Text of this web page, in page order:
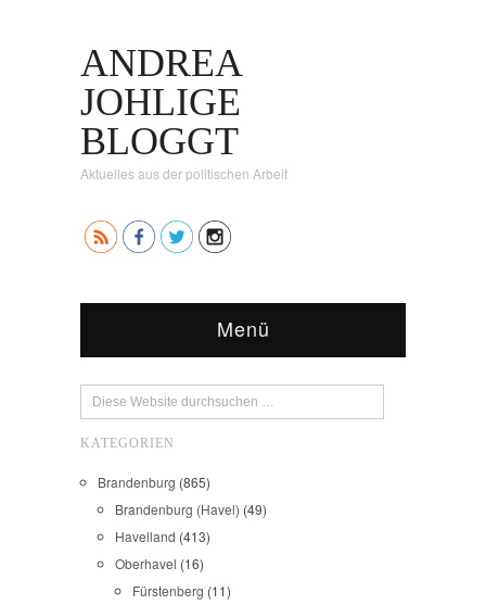
ANDREA
JOHLIGE
BLOGGT
Aktuelles aus der politischen Arbeit
Menü
KATEGORIEN
Brandenburg (865)
Brandenburg (Havel) (49)
Havelland (413)
Oberhavel (16)
Fürstenberg (11)